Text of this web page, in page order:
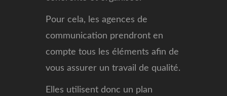
Pour cela, les agences de
communication prendront en
compte tous les éléments afin de
vous assurer un travail de qualité.
Elles utilisent donc un plan